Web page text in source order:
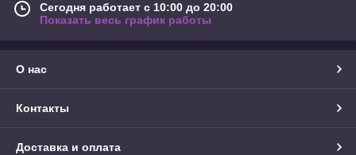
Сегодня работает с 10:00 до 20:00
Показать весь график работы
О нас
Контакты
Доставка и оплата